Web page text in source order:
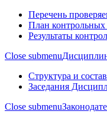
Перечень
План контрольных
Результаты
Close submenu
Структура и
Заседания
Close submenu